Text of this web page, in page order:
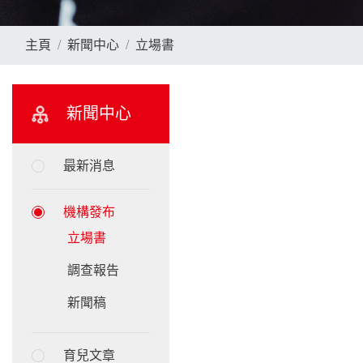
主頁 新聞中心 立場書
新聞中心
最新消息
機構發布
立場書
調查報告
新聞稿
育兒文章